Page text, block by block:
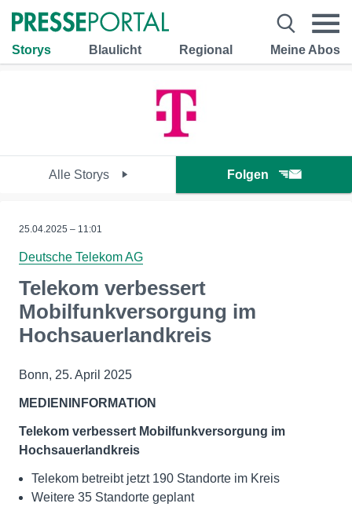
Storys Blaulicht Regional Meine Abos
Alle Storys Folgen
25.04.2025 – 11:01
Deutsche Telekom AG
Telekom verbessert
Mobilfunkversorgung im
Hochsauerlandkreis
Bonn, 25. April 2025
MEDIENINFORMATION
Telekom verbessert Mobilfunkversorgung im
Hochsauerlandkreis
Telekom betreibt jetzt 190 Standorte im Kreis
Weitere 35 Standorte geplant